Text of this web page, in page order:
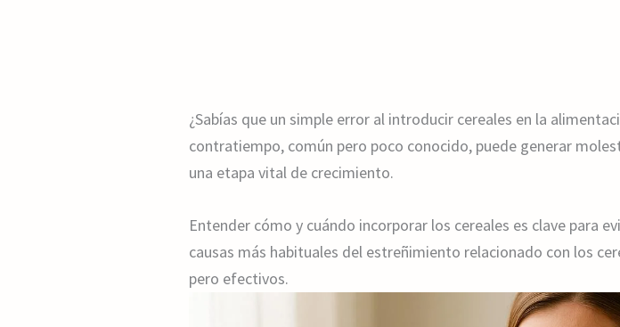
¿Sabías que un simple error al introducir cereales en la
contratiempo, común pero poco conocido, puede generar
una etapa vital de crecimiento.
Entender cómo y cuándo incorporar los cereales es clave para
causas más habituales del estreñimiento relacionado con los
pero efectivos.